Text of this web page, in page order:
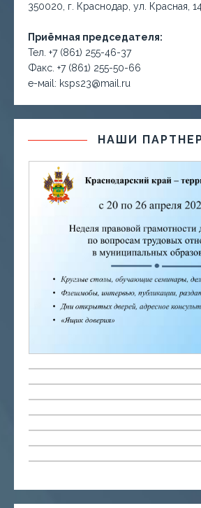
350020, г. Краснодар, ул. Красная,
Приёмная председателя:
Тел. +7 (861) 255-46-37
Факс. +7 (861) 255-50-66
е-маil: ksps23@mail.ru
НАШИ